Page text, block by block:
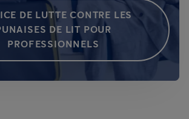
DE LUTTE CONTRE LES
DE LIT POUR
PROFESSIONNELS